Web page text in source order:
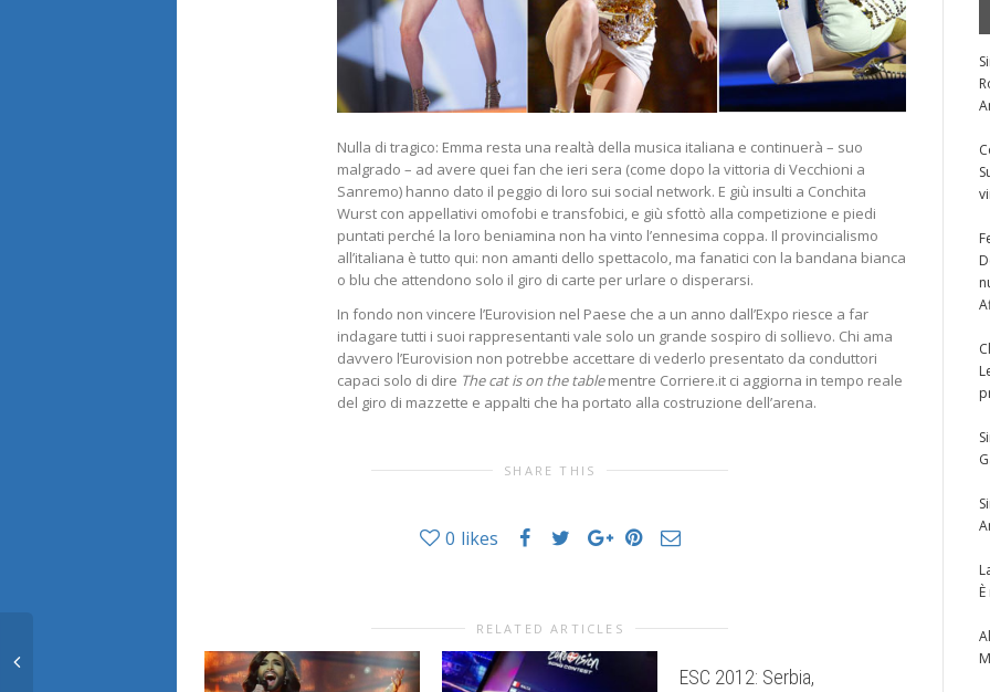
Nulla di tragico: Emma resta una realtà della musica italiana e continuerà – suo
malgrado – ad avere quei fan che ieri sera (come dopo la vittoria di Vecchioni a
Sanremo) hanno dato il peggio di loro sui social network. E giù insulti a Conchita
Wurst con appellativi omofobi e transfobici, e giù sfottò alla competizione e piedi
puntati perché la loro beniamina non ha vinto l’ennesima coppa. Il provincialismo
all’italiana è tutto qui: non amanti dello spettacolo, ma fanatici con la bandana bianca
o blu che attendono solo il giro di carte per urlare o disperarsi.
In fondo non vincere l’Eurovision nel Paese che a un anno dall’Expo riesce a far
indagare tutti i suoi rappresentanti vale solo un grande sospiro di sollievo. Chi ama
davvero l’Eurovision non potrebbe accettare di vederlo presentato da conduttori
capaci solo di dire The cat is on the tablementre Corriere.it ci aggiorna in tempo reale
del giro di mazzette e appalti che ha portato alla costruzione dell’arena.
SHARE THIS
0 likes
RELATED ARTICLES
ESC 2012: Serbia,